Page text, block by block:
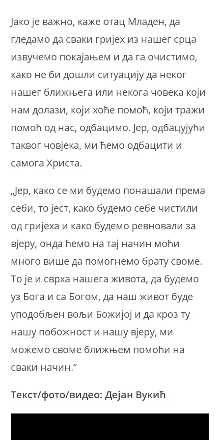
Јако је важно, каже отац Младен, да
гледамо да сваки гријех из нашег срца
извучемо покајањем и да га очистимо,
како не би дошли ситуацију да неког
нашег ближњега или некога човека који
нам долази, који хоће помоћ, који тражи
помоћ од нас, одбацимо. Јер, одбацујући
таквог човјека, ми ћемо одбацити и
самога Христа.
„Јер, како се ми будемо понашали према
себи, то јест, како будемо себе чистили
од гријеха и како будемо ревновали за
вјеру, онда ћемо на тај начин моћи
много више да помогнемо брату своме.
То је и сврха нашега живота, да будемо
уз Бога и са Богом, да наш живот буде
уподобљен вољи Божијој и да кроз ту
нашу побожност и нашу вјеру, ми
можемо своме ближњем помоћи на
сваки начин.“
Текст/фото/видео: Дејан Вукић